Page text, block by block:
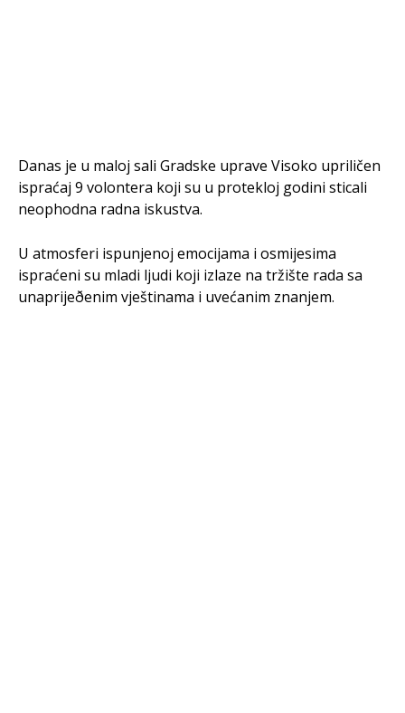
Danas je u maloj sali Gradske uprave Visoko upriličen
ispraćaj 9 volontera koji su u protekloj godini sticali
neophodna radna iskustva.
U atmosferi ispunjenoj emocijama i osmijesima
ispraćeni su mladi ljudi koji izlaze na tržište rada sa
unaprijeðenim vještinama i uvećanim znanjem.